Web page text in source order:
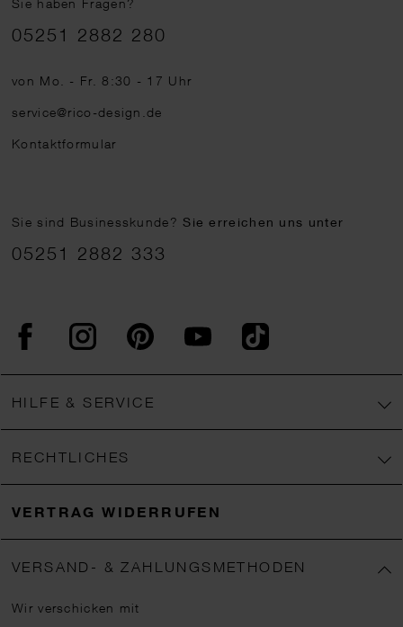
Sie haben Fragen?
Telefonnummer
05251 2882 280
von Mo. - Fr. 8:30 - 17 Uhr
service@rico-design.de
Kontaktformular
Sie sind Businesskunde?Sie erreichen uns unter
05251 2882 333
FacebookInstagram PinterestYouTubeTikTok
HILFE & SERVICE
RECHTLICHES
VERTRAG WIDERRUFEN
VERSAND- & ZAHLUNGSMETHODEN
Wir verschicken mit